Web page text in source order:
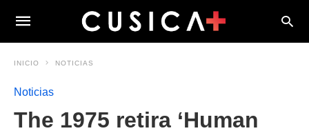
INICIO NOTICIAS
Noticias
The 1975 retira ‘Human